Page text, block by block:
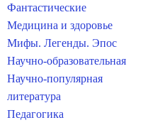
Фантастические
Медицина и здоровье
Мифы. Легенды. Эпос
Научно-образовательная
Научно-популярная
литература
Педагогика